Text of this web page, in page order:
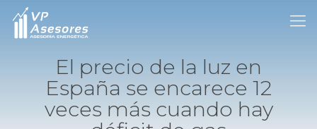
El precio de la luz en
España se encarece 12
veces más cuando hay